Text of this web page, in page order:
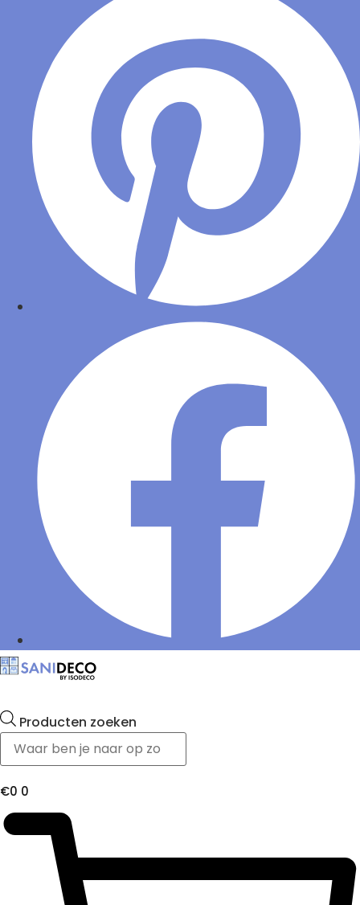
Producten zoeken
€0 0